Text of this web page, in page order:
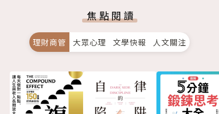
焦點閱讀
理財商管 大眾心理 文學快報 人文關注